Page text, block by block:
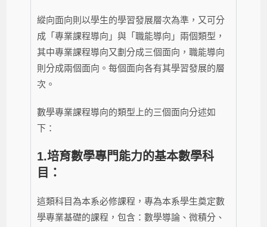
縱向面向則以學生的學習發展層次為準，又可分
成「專業課程導向」與「職能導向」兩個類型，
其中專業課程導向又劃分成三個面向，職能導向
則分成兩個面向。每個面向各有其學習發展的層
次。
數學專業課程導向的類型上的三個面向分述如
下：
1.培育數學專門能力的基本數學科
目：
這類科目為本系必修課程，專為本系學生奠定數
學專業基礎的課程，包含：數學導論、微積分、